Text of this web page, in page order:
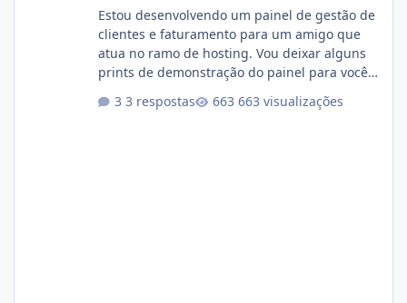
Estou desenvolvendo um painel de gestão de
clientes e faturamento para um amigo que
atua no ramo de hosting. Vou deixar alguns
prints de demonstração do painel para vocês
com cerca de 80% concluído e conta com
3 respostas 663 visualizações